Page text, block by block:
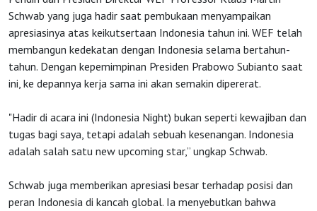
Schwab yang juga hadir saat pembukaan menyampaikan
apresiasinya atas keikutsertaan Indonesia tahun ini. WEF telah
membangun kedekatan dengan Indonesia selama bertahun-
tahun. Dengan kepemimpinan Presiden Prabowo Subianto saat
ini, ke depannya kerja sama ini akan semakin dipererat.
"Hadir di acara ini (Indonesia Night) bukan seperti kewajiban dan
tugas bagi saya, tetapi adalah sebuah kesenangan. Indonesia
adalah salah satu new upcoming star,” ungkap Schwab.
Schwab juga memberikan apresiasi besar terhadap posisi dan
peran Indonesia di kancah global. Ia menyebutkan bahwa